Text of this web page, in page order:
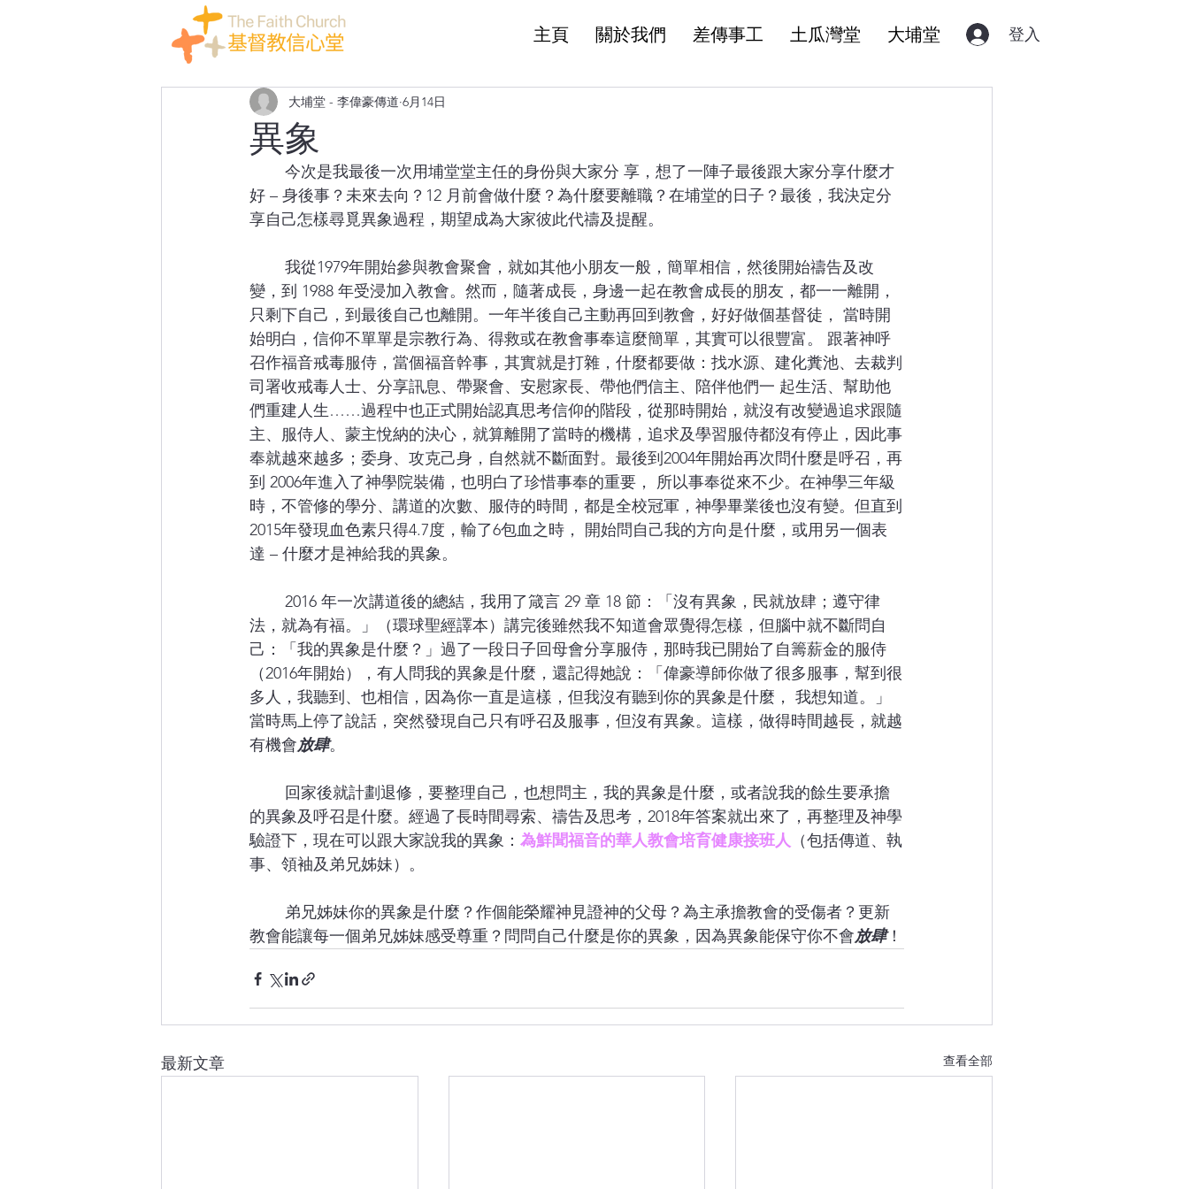
主頁 關於我們 差傳事工 土瓜灣堂 大埔堂 登入
異象
​​大埔堂 - 李偉豪傳道 6月14日
好 – 身後事？未來去向？12 月前會做什麼？為什麼要離職？在埔堂的日子？最後，我決定分
享自己怎樣尋覓異象過程，期望成為大家彼此代禱及提醒。
變，到 1988 年受浸加入教會。然而，隨著成長，身邊一起在教會成長的朋友，都一一離開，
只剩下自己，到最後自己也離開。一年半後自己主動再回到教會，好好做個基督徒， 當時開
始明白，信仰不單單是宗教行為、得救或在教會事奉這麼簡單，其實可以很豐富。 跟著神呼
召作福音戒毒服侍，當個福音幹事，其實就是打雜，什麼都要做：找水源、建化糞池、去裁判
司署收戒毒人士、分享訊息、帶聚會、安慰家長、帶他們信主、陪伴他們一 起生活、幫助他
們重建人生……過程中也正式開始認真思考信仰的階段，從那時開始，就沒有改變過追求跟隨
主、服侍人、蒙主悅納的決心，就算離開了當時的機構，追求及學習服侍都沒有停止，因此事
奉就越來越多；委身、攻克己身，自然就不斷面對。最後到2004年開始再次問什麼是呼召，再
到 2006年進入了神學院裝備，也明白了珍惜事奉的重要， 所以事奉從來不少。在神學三年級
時，不管修的學分、講道的次數、服侍的時間，都是全校冠軍，神學畢業後也沒有變。但直到
2015年發現血色素只得4.7度，輸了6包血之時， 開始問自己我的方向是什麼，或用另一個表
達 – 什麼才是神給我的異象。
法，就為有福。」（環球聖經譯本）講完後雖然我不知道會眾覺得怎樣，但腦中就不斷問自
己：「我的異象是什麼？」過了一段日子回母會分享服侍，那時我已開始了自籌薪金的服侍
（2016年開始），有人問我的異象是什麼，還記得她說：「偉豪導師你做了很多服事，幫到很
多人，我聽到、也相信，因為你一直是這樣，但我沒有聽到你的異象是什麼， 我想知道。」
當時馬上停了說話，突然發現自己只有呼召及服事，但沒有異象。這樣，做得時間越長，就越
有機會放肆。
的異象及呼召是什麼。經過了長時間尋索、禱告及思考，2018年答案就出來了，再整理及神學
驗證下，現在可以跟大家說我的異象： 為鮮聞福音的華人教會培育健康接班人 （包括傳道、執
事、領袖及弟兄姊妹）。
教會能讓每一個弟兄姊妹感受尊重？問問自己什麼是你的異象，因為異象能保守你不會放肆！
最新文章 查看全部